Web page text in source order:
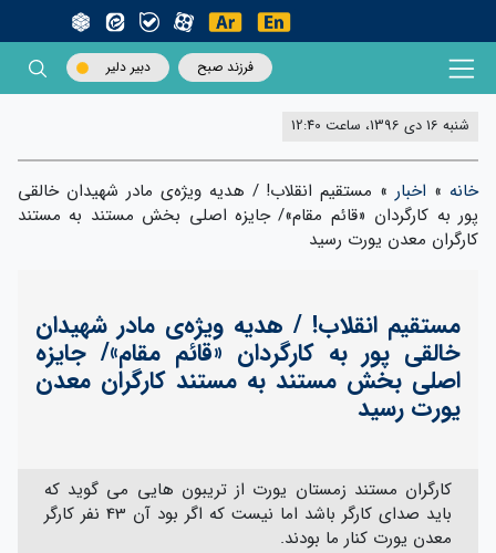
فرزند صبح دبیر دلیر
شنبه 16 دی 1396، ساعت 12:40
خانه» اخبار » مستقیم انقلاب! / هدیه ویژه‌‌ی مادر شهیدان خالقی
پور به کارگردان «قائم مقام»/ جایزه اصلی بخش مستند به مستند
کارگران معدن یورت رسید
مستقیم انقلاب! / هدیه ویژه‌‌ی مادر شهیدان
خالقی پور به کارگردان «قائم مقام»/ جایزه
اصلی بخش مستند به مستند کارگران معدن
یورت رسید
کارگران مستند زمستان یورت از تریبون هایی می گوید که
باید صدای کارگر باشد اما نیست که اگر بود آن 43 نفر کارگر
معدن یورت کنار ما بودند.